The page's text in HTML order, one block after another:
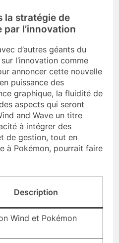
la stratégie de
par l’innovation
d’autres géants du
l’innovation comme
annoncer cette nouvelle
puissance des
graphique, la fluidité de
aspects qui seront
and Wave un titre
à intégrer des
de gestion, tout en
à Pokémon, pourrait faire
Description
Wind et Pokémon